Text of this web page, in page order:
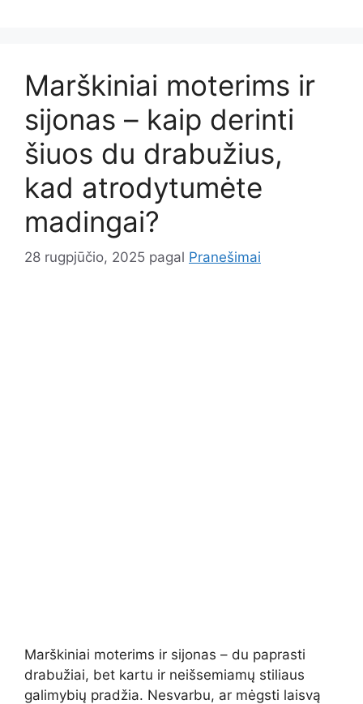
Marškiniai moterims ir
sijonas – kaip derinti
šiuos du drabužius,
kad atrodytumėte
madingai?
28 rugpjūčio, 2025 pagal Pranešimai
Marškiniai moterims ir sijonas – du paprasti
drabužiai, bet kartu ir neišsemiamų stiliaus
galimybių pradžia. Nesvarbu, ar mėgsti laisvą